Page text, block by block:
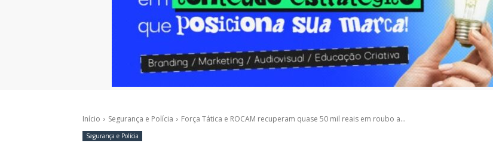
Início Segurança e Polícia Força Tática e ROCAM recuperam quase 50 mil reais em roubo a...
Segurança e Polícia